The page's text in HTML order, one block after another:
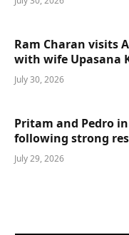
Ram Charan visits
with wife Upasana
July 30, 2026
Pritam and Pedro
following strong
July 29, 2026